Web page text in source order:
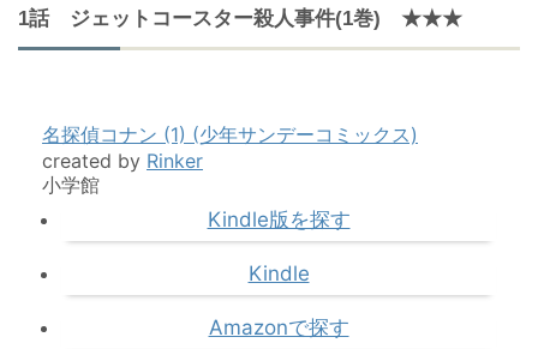
1話 ジェットコースター殺人事件(1巻) ★★★
名探偵コナン (1) (少年サンデーコミックス)
created by Rinker
小学館
Kindle版を探す
Kindle
Amazonで探す